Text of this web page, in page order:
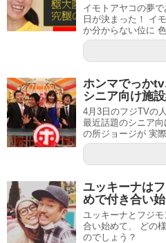
イモトアヤコの夢
日が決まった！ イ
か分からない位に
ホンマでっか
シニア向け施設
4月3日のフジTVの
最近話題のシニア
の所ジョージが 実
ユッキーナは
めで付き合い
ユッキーナとフジ
合い始めて、 どの
のでしょう？